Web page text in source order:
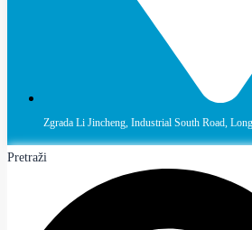
Zgrada Li Jincheng, Industrial South Road,
Pretraži